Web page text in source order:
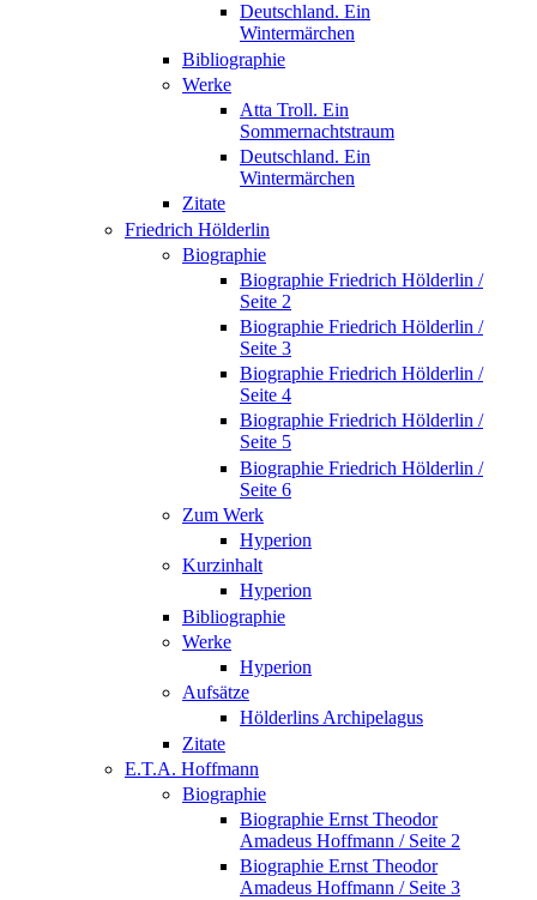
Deutschland. Ein
Wintermärchen
Bibliographie
Werke
Atta Troll. Ein
Sommernachtstraum
Deutschland. Ein
Wintermärchen
Zitate
Friedrich Hölderlin
Biographie
Biographie Friedrich Hölderlin /
Seite 2
Biographie Friedrich Hölderlin /
Seite 3
Biographie Friedrich Hölderlin /
Seite 4
Biographie Friedrich Hölderlin /
Seite 5
Biographie Friedrich Hölderlin /
Seite 6
Zum Werk
Hyperion
Kurzinhalt
Hyperion
Bibliographie
Werke
Hyperion
Aufsätze
Hölderlins Archipelagus
Zitate
E.T.A. Hoffmann
Biographie
Biographie Ernst Theodor
Amadeus Hoffmann / Seite 2
Biographie Ernst Theodor
Amadeus Hoffmann / Seite 3